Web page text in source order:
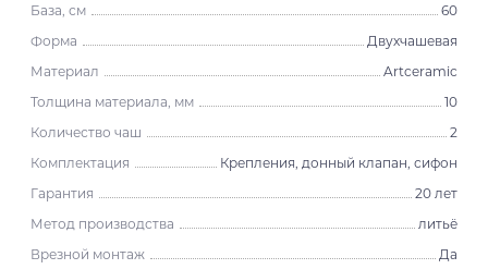
База, см
60
Форма
Двухчашевая
Материал
Artceramic
Толщина материала, мм
10
Количество чаш
2
Комплектация
Крепления, донный клапан, сифон
Гарантия
20 лет
Метод производства
литьё
Врезной монтаж
Да